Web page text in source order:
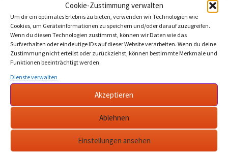
Cookie-Zustimmung verwalten
Um dir ein optimales Erlebnis zu bieten, verwenden wir Technologien wie
Cookies, um Geräteinformationen zu speichern und/oder darauf zuzugreifen.
Wenn du diesen Technologien zustimmst, können wir Daten wie das
Surfverhalten oder eindeutige IDs auf dieser Website verarbeiten. Wenn du deine
Zustimmung nicht erteilst oder zurückziehst, können bestimmte Merkmale und
Funktionen beeinträchtigt werden.
Dienste verwalten
Akzeptieren
Ablehnen
Einstellungen ansehen